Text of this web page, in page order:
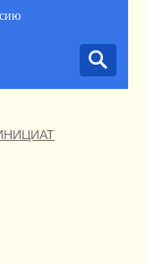
РК